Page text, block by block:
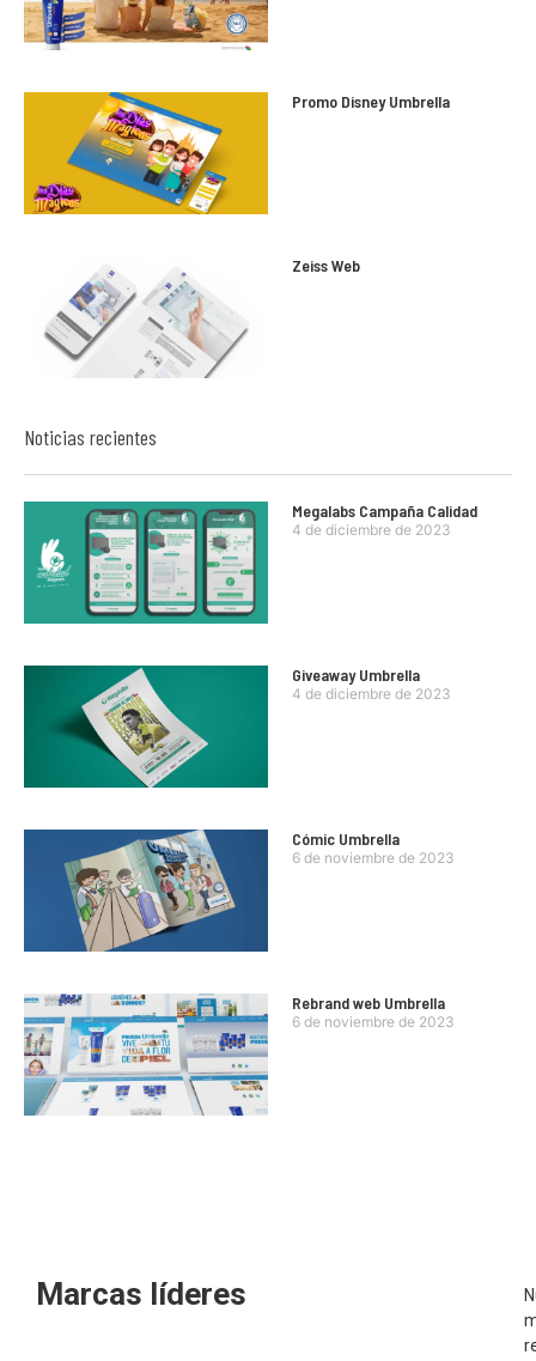
Promo Disney Umbrella
Zeiss Web
Noticias recientes
Megalabs Campaña Calidad
4 de diciembre de 2023
Giveaway Umbrella
4 de diciembre de 2023
Cómic Umbrella
6 de noviembre de 2023
Rebrand web Umbrella
6 de noviembre de 2023
Marcas líderes